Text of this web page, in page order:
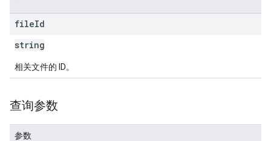
fileId
string
相关文件的 ID。
查询参数
参数